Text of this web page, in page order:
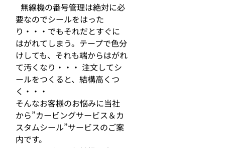
無線機の番号管理は絶対に必
要なのでシールをはった
り・・・でもそれだとすぐに
はがれてしまう。テープで色分
けしても、それも端からはがれ
て汚くなり・・・ 注文してシ
ールをつくると、結構高くつ
く・・・
そんなお客様のお悩みに当社
から”カービングサービス＆カ
スタムシール”サービスのご案
内です。